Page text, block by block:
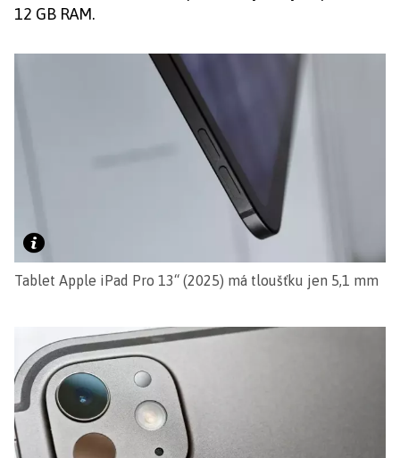
12 GB RAM.
Tablet Apple iPad Pro 13“ (2025) má tloušťku jen 5,1 mm